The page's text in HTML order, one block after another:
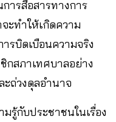
ารสื่อสารทางการ
ะทำให้เกิดความ
รบิดเบือนความจริง
กสภาเทศบาลอย่าง
ะถ่วงดุลอำนาจ
มรู้กับประชาชนในเรื่อง